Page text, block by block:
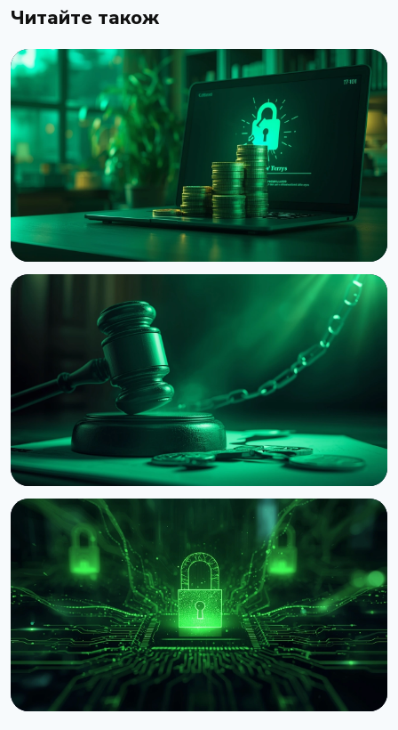
Читайте також
Злом Coldcard сягнув $114 мільйонів: четверта
хвиля атаки і попередження CZ
3 серпня 2026 р. 5 хв читання
НОВИНА
BNB Chain судиться через мемкоін ASTEROID
2 серпня 2026 р. 4 хв читання